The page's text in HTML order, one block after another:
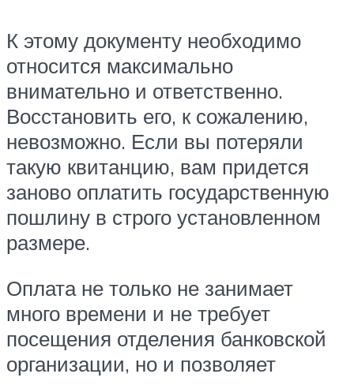
К этому документу необходимо
относится максимально
внимательно и ответственно.
Восстановить его, к сожалению,
невозможно. Если вы потеряли
такую квитанцию, вам придется
заново оплатить государственную
пошлину в строго установленном
размере.
Оплата не только не занимает
много времени и не требует
посещения отделения банковской
организации, но и позволяет